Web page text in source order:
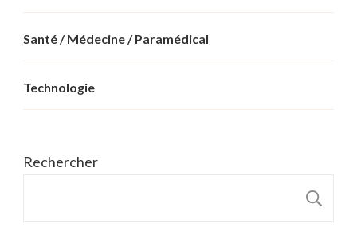
Santé / Médecine / Paramédical
Technologie
Rechercher